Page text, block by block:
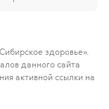
здоровье».
данного сайта
активной ссылки на